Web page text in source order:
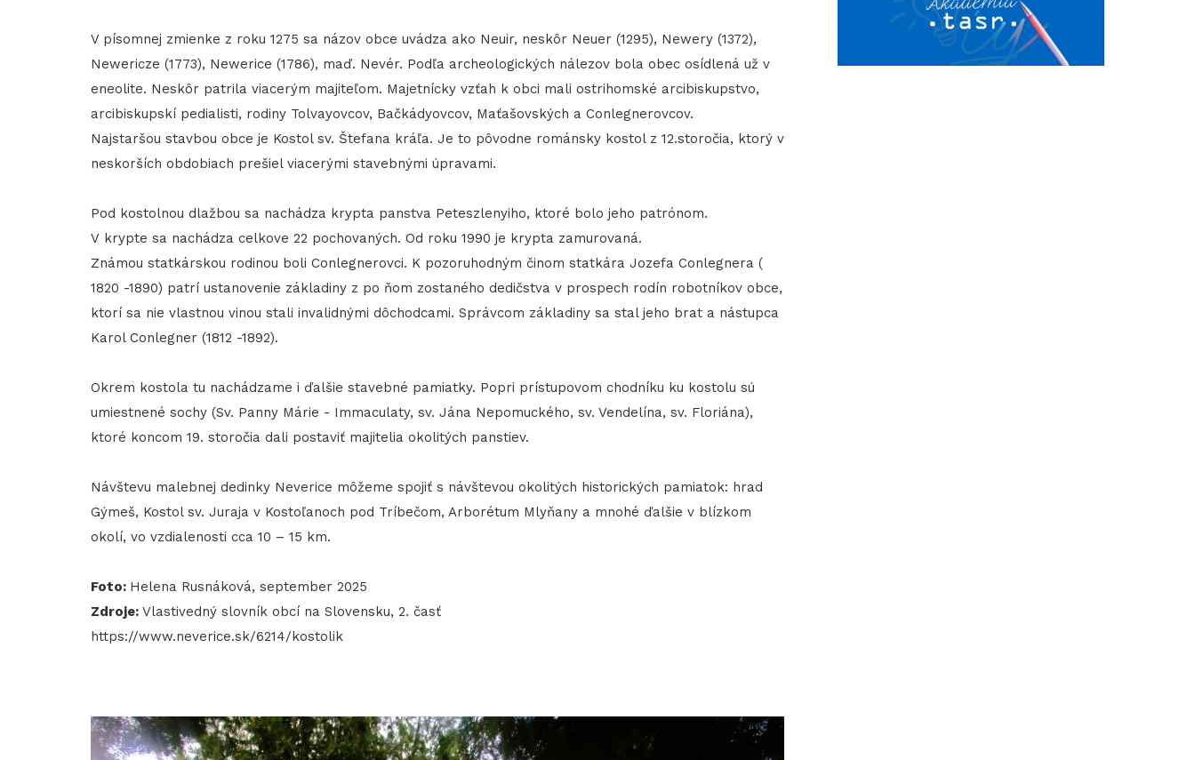
V písomnej zmienke z roku 1275 sa názov obce uvádza ako Neuir, neskôr Neuer (1295), Newery (1372),
Newericze (1773), Newerice (1786), maď. Nevér. Podľa archeologických nálezov bola obec osídlená už v
eneolite. Neskôr patrila viacerým majiteľom. Majetnícky vzťah k obci mali ostrihomské arcibiskupstvo,
arcibiskupskí pedialisti, rodiny Tolvayovcov, Bačkádyovcov, Maťašovských a Conlegnerovcov.
Najstaršou stavbou obce je Kostol sv. Štefana kráľa. Je to pôvodne románsky kostol z 12.storočia, ktorý v
neskorších obdobiach prešiel viacerými stavebnými úpravami.
Pod kostolnou dlažbou sa nachádza krypta panstva Peteszlenyiho, ktoré bolo jeho patrónom.
V krypte sa nachádza celkove 22 pochovaných. Od roku 1990 je krypta zamurovaná.
Známou statkárskou rodinou boli Conlegnerovci. K pozoruhodným činom statkára Jozefa Conlegnera (
1820 -1890) patrí ustanovenie základiny z po ňom zostaného dedičstva v prospech rodín robotníkov obce,
ktorí sa nie vlastnou vinou stali invalidnými dôchodcami. Správcom základiny sa stal jeho brat a nástupca
Karol Conlegner (1812 -1892).
Okrem kostola tu nachádzame i ďalšie stavebné pamiatky. Popri prístupovom chodníku ku kostolu sú
umiestnené sochy (Sv. Panny Márie - Immaculaty, sv. Jána Nepomuckého, sv. Vendelína, sv. Floriána),
ktoré koncom 19. storočia dali postaviť majitelia okolitých panstiev.
Návštevu malebnej dedinky Neverice môžeme spojiť s návštevou okolitých historických pamiatok: hrad
Gýmeš, Kostol sv. Juraja v Kostoľanoch pod Tríbečom, Arborétum Mlyňany a mnohé ďalšie v blízkom
okolí, vo vzdialenosti cca 10 – 15 km.
Foto: Helena Rusnáková, september 2025
Zdroje: Vlastivedný slovník obcí na Slovensku, 2. časť
https://www.neverice.sk/6214/kostolik